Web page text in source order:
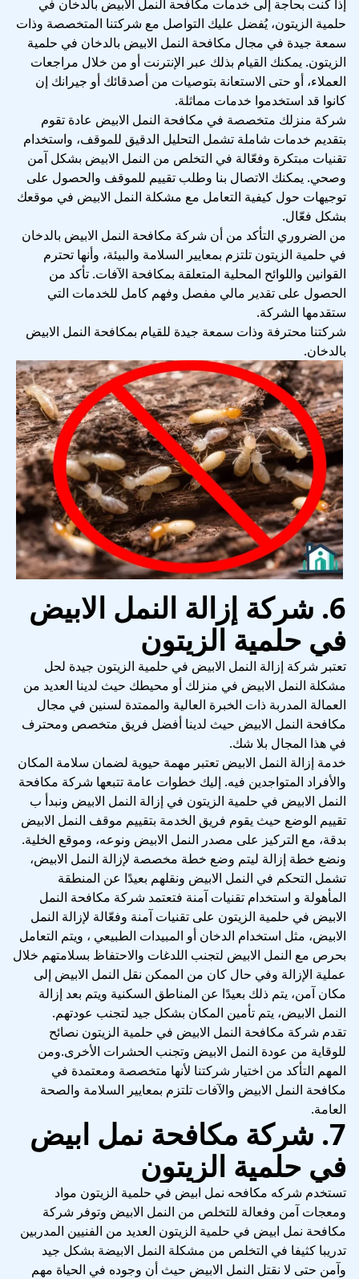
إذا كنت بحاجة إلى خدمات مكافحة النمل الابيض بالدخان في
حلمية الزيتون، يُفضل عليك التواصل مع شركتنا المتخصصة وذات
سمعة جيدة في مجال مكافحة النمل الابيض بالدخان في حلمية
الزيتون. يمكنك القيام بذلك عبر الإنترنت أو من خلال مراجعات
العملاء، أو حتى الاستعانة بتوصيات من أصدقائك أو جيرانك إن
كانوا قد استخدموا خدمات مماثلة.
شركة منزلك متخصصة في مكافحة النمل الابيض عادة تقوم
بتقديم خدمات شاملة تشمل التحليل الدقيق للموقف، واستخدام
تقنيات مبتكرة وفعّالة في التخلص من النمل الابيض بشكل آمن
وصحي. يمكنك الاتصال بنا وطلب تقييم للموقف والحصول على
توجيهات حول كيفية التعامل مع مشكلة النمل الابيض في موقعك
بشكل فعّال.
من الضروري التأكد من أن شركة مكافحة النمل الابيض بالدخان
في حلمية الزيتون تلتزم بمعايير السلامة والبيئة، وأنها تحترم
القوانين واللوائح المحلية المتعلقة بمكافحة الآفات. تأكد من
الحصول على تقدير مالي مفصل وفهم كامل للخدمات التي
ستقدمها الشركة.
شركتنا محترفة وذات سمعة جيدة للقيام بمكافحة النمل الابيض
بالدخان.
6. شركة إزالة النمل الابيض
في حلمية الزيتون
تعتبر شركة إزالة النمل الابيض في حلمية الزيتون جيدة لحل
مشكلة النمل الابيض في منزلك أو محيطك حيث لدينا العديد من
العمالة المدربة ذات الخبرة العالية والممتدة لسنين في مجال
مكافحة النمل الابيض حيث لدينا أفضل فريق متخصص ومحترف
في هذا المجال بلا شك.
خدمة إزالة النمل الابيض تعتبر مهمة حيوية لضمان سلامة المكان
والأفراد المتواجدين فيه. إليك خطوات عامة تتبعها شركة مكافحة
النمل الابيض في حلمية الزيتون في إزالة النمل الابيض ونبدأ ب
تقييم الوضع حيث يقوم فريق الخدمة بتقييم موقف النمل الابيض
بدقة، مع التركيز على مصدر النمل الابيض ونوعه، وموقع الخلية.
ونضع خطة إزالة ليتم وضع خطة مخصصة لإزالة النمل الابيض،
تشمل التحكم في النمل الابيض ونقلهم بعيدًا عن المنطقة
المأهولة و استخدام تقنيات آمنة فتعتمد شركة مكافحة النمل
الابيض في حلمية الزيتون على تقنيات آمنة وفعّالة لإزالة النمل
الابيض، مثل استخدام الدخان أو المبيدات الطبيعي ، ويتم التعامل
بحرص مع النمل الابيض لتجنب اللدغات والاحتفاظ بسلامتهم خلال
عملية الإزالة وفي حال كان من الممكن نقل النمل الابيض إلى
مكان آمن، يتم ذلك بعيدًا عن المناطق السكنية ويتم بعد إزالة
النمل الابيض، يتم تأمين المكان بشكل جيد لتجنب عودتهم.
تقدم شركة مكافحة النمل الابيض في حلمية الزيتون نصائح
للوقاية من عودة النمل الابيض وتجنب الحشرات الأخرى.ومن
المهم التأكد من اختيار شركتنا لأنها متخصصة ومعتمدة في
مكافحة النمل الابيض والآفات تلتزم بمعايير السلامة والصحة
العامة.
7. شركة مكافحة نمل ابيض
في حلمية الزيتون
تستخدم شركه مكافحه نمل ابيض في حلمية الزيتون مواد
ومعجات آمن وفعالة للتخلص من النمل الابيض وتوفر شركة
مكافحة نمل ابيض في حلمية الزيتون العديد من الفنيين المدربين
تدريبا كثيفا في التخلص من مشكلة النمل الابيضة بشكل جيد
وآمن حتى لا نقتل النمل الابيض حيث أن وجوده في الحياة مهم